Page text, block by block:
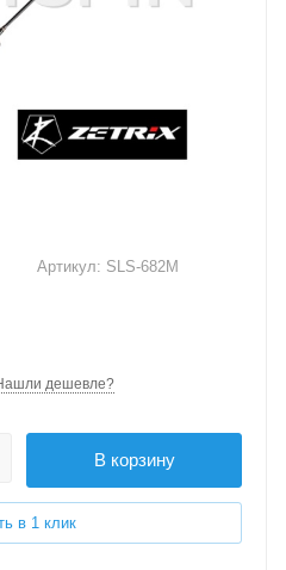
Артикул: SLS-682M
дешевле?
В корзину
в 1 клик